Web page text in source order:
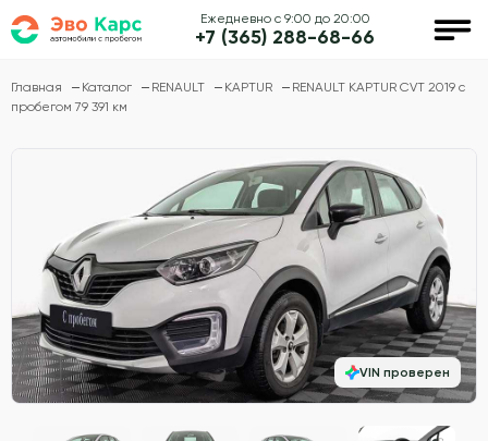
Ежедневно с 9:00 до 20:00
+7 (365) 288-68-66
Главная Каталог RENAULT KAPTUR
RENAULT KAPTUR CVT 2019 с
пробегом 79 391 км
VIN проверен